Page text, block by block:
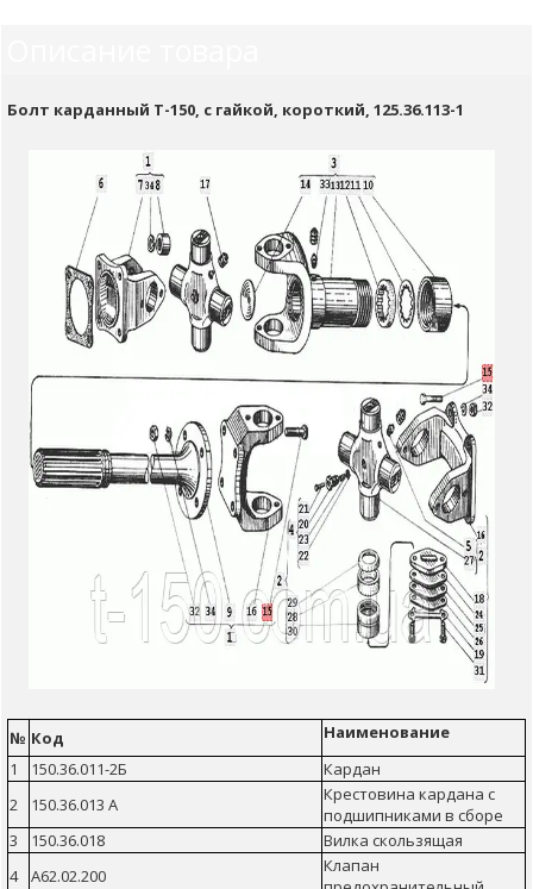
Болт карданный Т-150, с гайкой, короткий, 125.36.113-1
№ Код
Наименование
1
150.36.011-2Б
Кардан
2
150.36.013 А
Крестовина кардана с
подшипниками в сборе
3
150.36.018
Вилка скользящая
4
А62.02.200
Клапан